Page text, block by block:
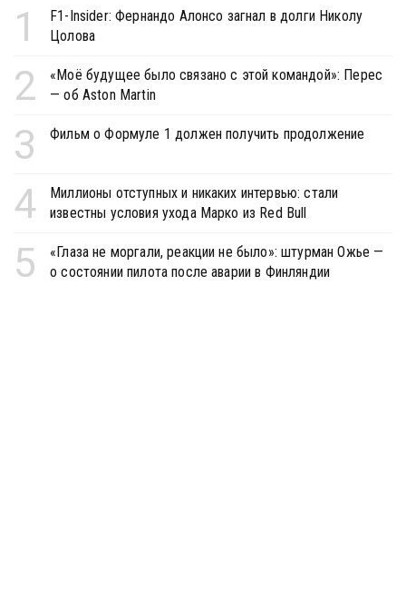
1
F1-Insider: Фернандо Алонсо загнал в долги Николу
Цолова
2
«Моё будущее было связано с этой командой»: Перес
— об Aston Martin
3 Фильм о Формуле 1 должен получить продолжение
4
Миллионы отступных и никаких интервью: стали
известны условия ухода Марко из Red Bull
5
«Глаза не моргали, реакции не было»: штурман Ожье —
о состоянии пилота после аварии в Финляндии